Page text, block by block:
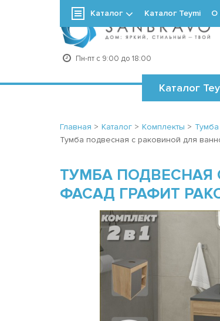
Пн-пт с 9:00 до 18:00
Каталог
Каталог Каталог Teymi О
Главная > Каталог > Комплекты >
Тумба подвесная с раковиной для
ТУМБА ПОДВЕСНАЯ
ФАСАД ГРАФИТ